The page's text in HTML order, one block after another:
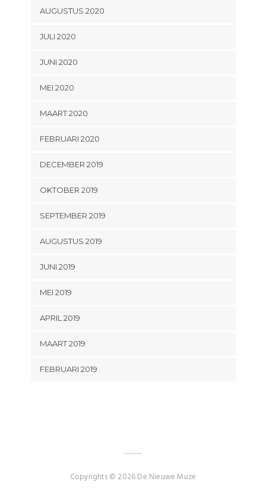
AUGUSTUS 2020
JULI 2020
JUNI 2020
MEI 2020
MAART 2020
FEBRUARI 2020
DECEMBER 2019
OKTOBER 2019
SEPTEMBER 2019
AUGUSTUS 2019
JUNI 2019
MEI 2019
APRIL 2019
MAART 2019
FEBRUARI 2019
Copyrights © 2026 De Nieuwe Muze